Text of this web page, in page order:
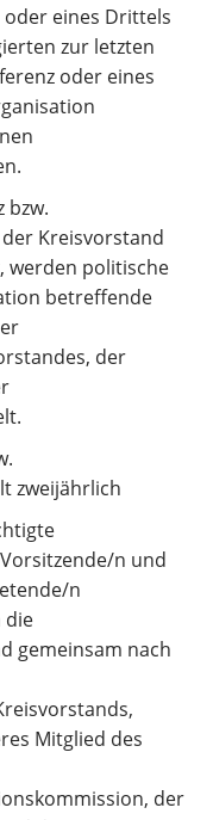
eines Drittels
zur letzten
oder eines
bzw.
Kreisvorstand
werden politische
betreffende
der
zweijährlich
n und
n
die
gemeinsam nach
Mitglied des
der